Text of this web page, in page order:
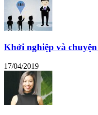
Khởi nghiệp và
17/04/2019